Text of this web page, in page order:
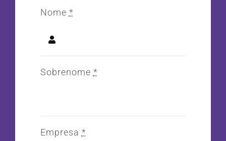
Nome *
Sobrenome *
Empresa *